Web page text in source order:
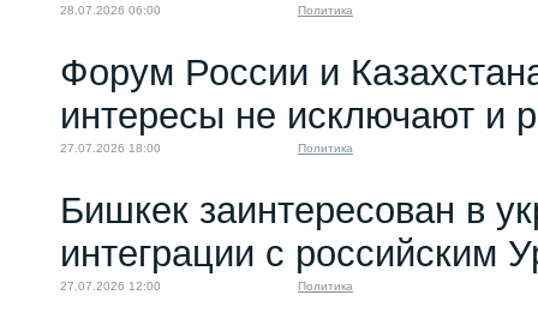
28.07.2026 06:00 Политика
Форум России и
интересы не исключают и
27.07.2026 18:00 Политика
Бишкек заинтересован в
интеграции с российским
27.07.2026 12:00 Политика